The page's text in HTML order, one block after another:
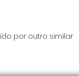
por outro similar